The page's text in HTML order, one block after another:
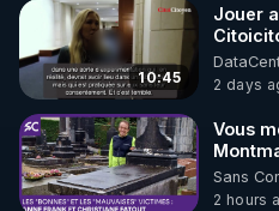
Toutes les vidéos
http://rgnr.li/odysee
🌱 LES STAGES EN
http://rgnr.li/stages
10:45
Jouer
2 days
Vous
de la
Sans
2 hours